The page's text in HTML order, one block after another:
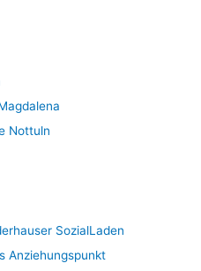
Nottuln
SozialLaden
Anziehungspunkt